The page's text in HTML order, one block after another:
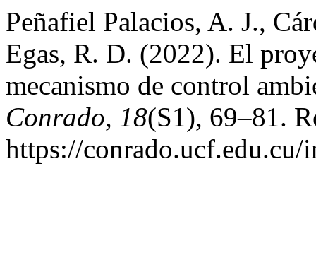
Peñafiel Palacios, A. J.,
Egas, R. D. (2022). El
mecanismo de control
Conrado, 18(S1), 69–81.
https://